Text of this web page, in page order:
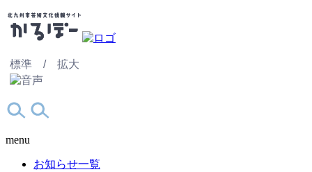
標準 / 拡大
menu
お知らせ一覧